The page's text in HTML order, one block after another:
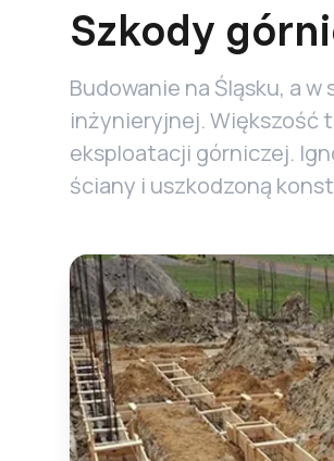
Szkody
Budowanie na Śląsku, a
inżynieryjnej. Większość
eksploatacji górniczej.
ściany i uszkodzoną